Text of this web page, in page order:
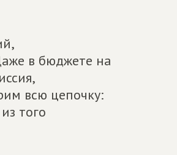
в бюджете на
всю цепочку:
того